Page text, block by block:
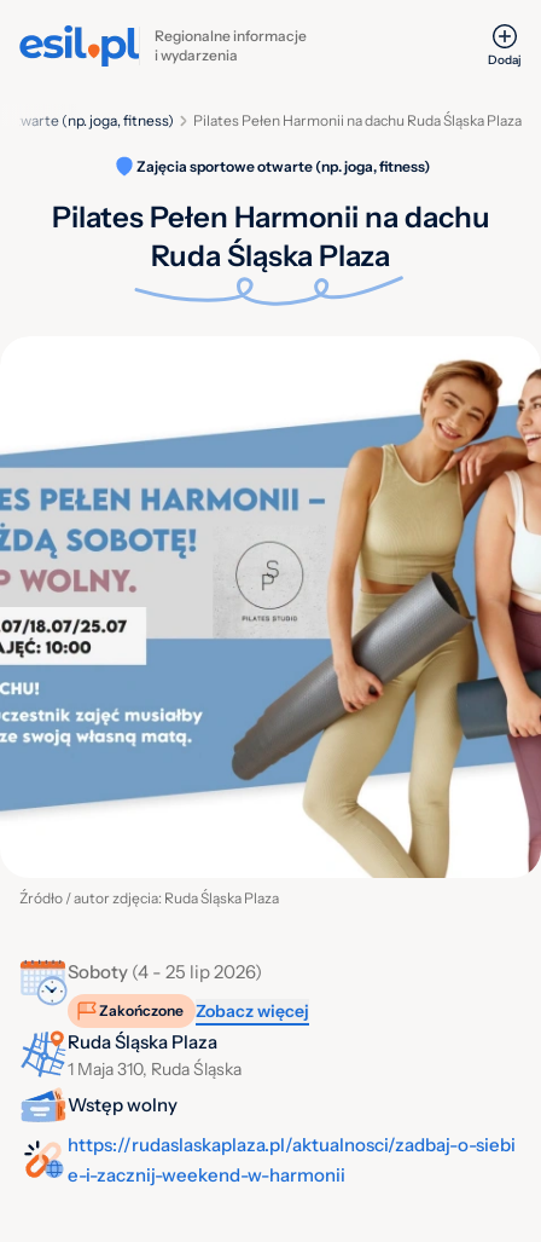
Regionalne informacje
i wydarzenia
Dodaj
Pilates Pełen Harmonii na dachu Ruda Śląska Plaza
otwarte (np. joga, fitness)
Zajęcia sportowe otwarte (np. joga, fitness)
Pilates Pełen Harmonii na dachu
Ruda Śląska Plaza
Źródło / autor zdjęcia: Ruda Śląska Plaza
Soboty (4 - 25 lip 2026)
Zakończone Zobacz więcej
Ruda Śląska Plaza
1 Maja 310, Ruda Śląska
Wstęp wolny
https://rudaslaskaplaza.pl/aktualnosci/zadbaj-o-siebi
e-i-zacznij-weekend-w-harmonii